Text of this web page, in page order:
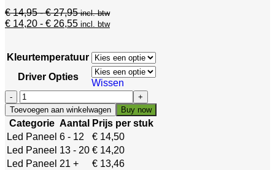
€14,95 - €27,95 incl. btw
€ 14,20 - € 26,55 incl. btw
Kleurtemperatuur
Driver Opties
Wissen
Toevoegen aan winkelwagen Buy now
Categorie Aantal
Prijs per stuk
Led Paneel 6 - 12 € 14,50
Led Paneel 13 - 20 € 14,20
Led Paneel 21 + € 13,46